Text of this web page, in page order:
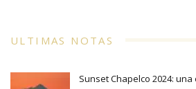
ULTIMAS NOTAS
Sunset Chapelco 2024: